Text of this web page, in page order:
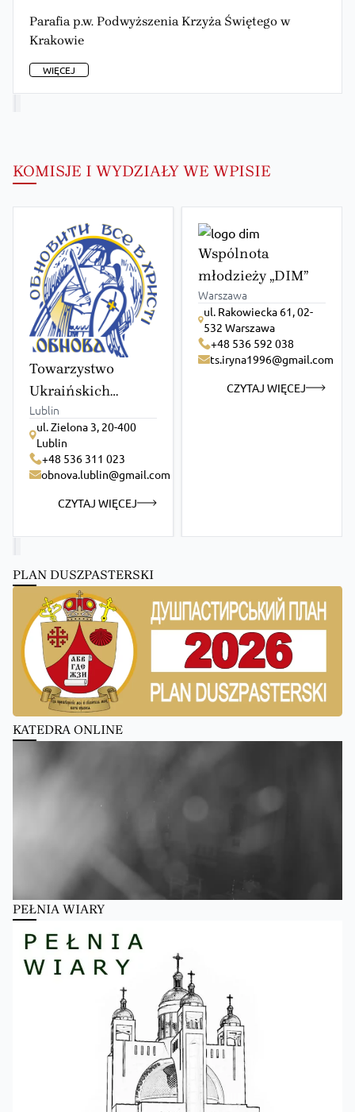
Parafia p.w. Podwyższenia Krzyża Świętego w
Krakowie
WIĘCEJ
KOMISJE I WYDZIAŁY WE WPISIE
Towarzystwo
Ukraińskich
Studentów-
Katolików
„Obnova”
Lublin
ul. Zielona 3, 20-400
Lublin
+48 536 311 023
obnova.lublin@gmail.com
CZYTAJ WIĘCEJ
Wspólnota
młodzieży „DIM”
Warszawa
ul. Rakowiecka 61, 02-
532 Warszawa
+48 536 592 038
ts.iryna1996@gmail.com
CZYTAJ WIĘCEJ
PLAN DUSZPASTERSKI
KATEDRA ONLINE
PEŁNIA WIARY